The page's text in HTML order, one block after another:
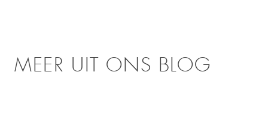
MEER UIT ONS BLOG